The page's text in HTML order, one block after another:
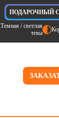
ПОДАРОЧНЫЙ
Темная / светлая
тема